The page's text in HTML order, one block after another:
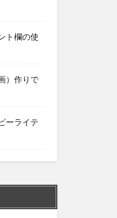
ト欄の使
）作りで
ーライテ